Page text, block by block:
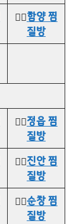
👉🏻함양 찜
질방
👉🏻정읍 찜
질방
👉🏻진안 찜
질방
👉🏻순창 찜
질방